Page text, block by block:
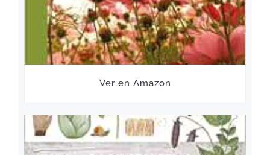
Ver en Amazon